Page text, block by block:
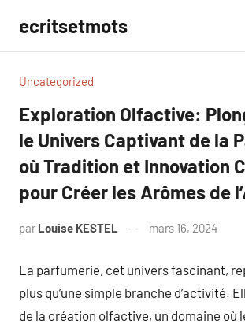
contenu
ecritsetmots
Uncategorized
Exploration Olfactive:
le Univers Captivant de la
où Tradition et Innovation
pour Créer les Arômes de
par Louise KESTEL mars 16, 2024
La parfumerie, cet univers fascinant,
plus qu’une simple branche d’activité.
de la création olfactive, un domaine où